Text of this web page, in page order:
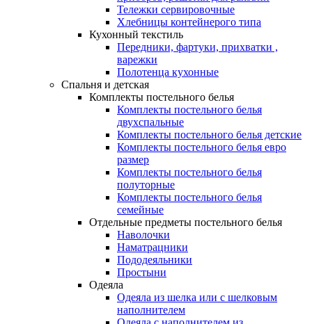
Тележки сервировочные
Хлебницы контейнерого типа
Кухонный текстиль
Передники, фартуки, прихватки ,
варежки
Полотенца кухонные
Спальня и детская
Комплекты постельного белья
Комплекты постельного белья
двухспальные
Комплекты постельного белья детские
Комплекты постельного белья евро
размер
Комплекты постельного белья
полуторные
Комплекты постельного белья
семейные
Отдельные предметы постельного белья
Наволочки
Наматрацники
Пододеяльники
Простыни
Одеяла
Одеяла из шелка или с шелковым
наполнителем